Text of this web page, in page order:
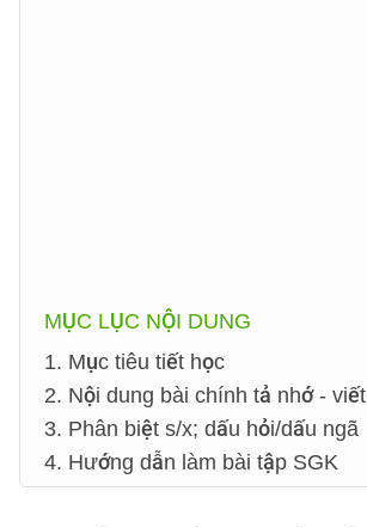
MỤC LỤC NỘI DUNG
1. Mục tiêu tiết học
2. Nội dung bài chính tả nhớ - viết
3. Phân biệt s/x; dấu hỏi/dấu ngã
4. Hướng dẫn làm bài tập SGK